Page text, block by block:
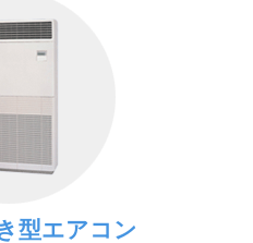
型エアコン